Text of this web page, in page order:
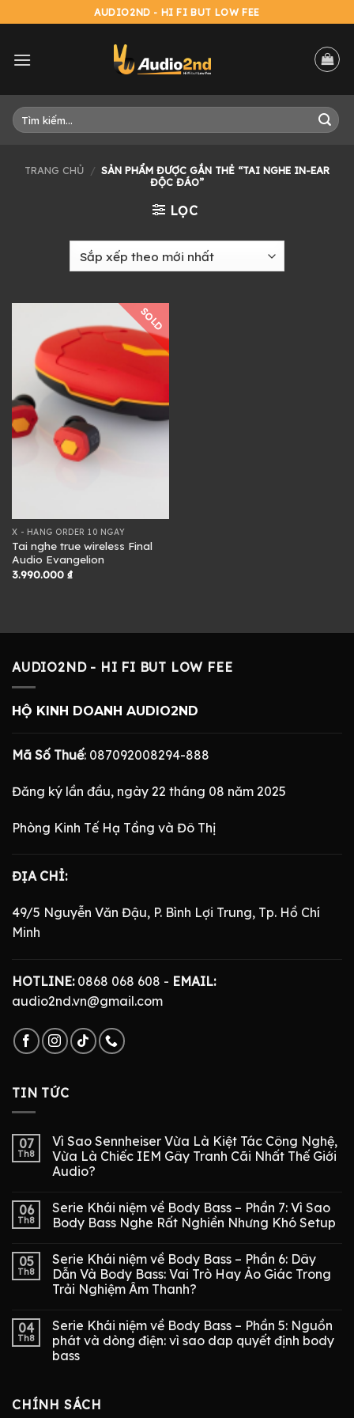
to
AUDIO2ND - HI FI BUT LOW FEE
Tìm
kiếm:
TRANG CHỦ / SẢN PHẨM ĐƯỢC GẮN THẺ “TAI NGHE IN-EAR
ĐỘC ĐÁO”
LỌC
SOLD
X - HÀNG ORDER 10 NGÀY
Tai nghe true wireless Final
Audio Evangelion
3.990.000 ₫
AUDIO2ND - HI FI BUT LOW FEE
HỘ KINH DOANH AUDIO2ND
Mã Số Thuế: 087092008294-888
Đăng ký lần đầu, ngày 22 tháng 08 năm 2025
Phòng Kinh Tế Hạ Tầng và Đô Thị
ĐỊA CHỈ:
49/5 Nguyễn Văn Đậu, P. Bình Lợi Trung, Tp. Hồ Chí
Minh
HOTLINE:0868 068 608 - EMAIL:
audio2nd.vn@gmail.com
TIN TỨC
07
Th8
Vì Sao Sennheiser Vừa Là Kiệt Tác Công Nghệ,
Vừa Là Chiếc IEM Gây Tranh Cãi Nhất Thế Giới
Audio?
06
Th8
Serie Khái niệm về Body Bass – Phần 7: Vì Sao
Body Bass Nghe Rất Nghiền Nhưng Khó Setup
05
Th8
Serie Khái niệm về Body Bass – Phần 6: Dây
Dẫn Và Body Bass: Vai Trò Hay Ảo Giác Trong
Trải Nghiệm Âm Thanh?
04
Th8
Serie Khái niệm về Body Bass – Phần 5: Nguồn
phát và dòng điện: vì sao dap quyết định body
bass
CHÍNH SÁCH